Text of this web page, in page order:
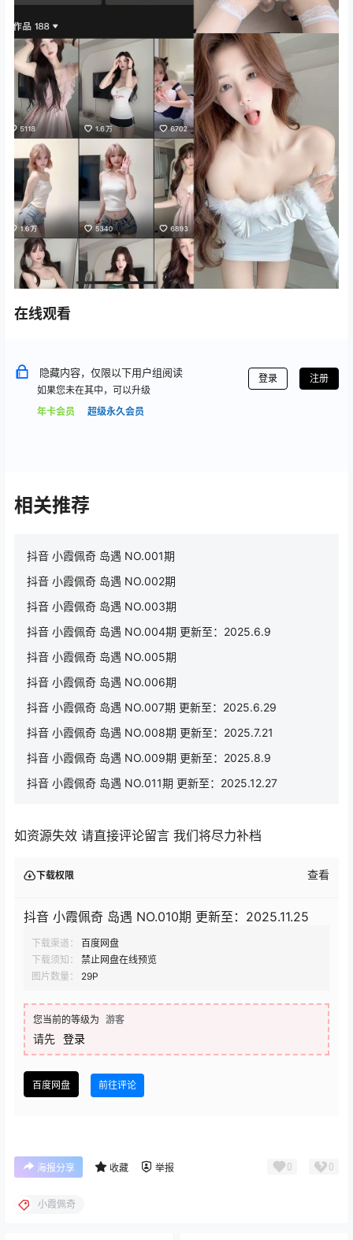
在线观看
隐藏内容，仅限以下用户组阅读
如果您未在其中，可以升级
年卡会员
超级永久会员
登录 注册
相关推荐
抖音 小霞佩奇 岛遇 NO.001期
抖音 小霞佩奇 岛遇 NO.002期
抖音 小霞佩奇 岛遇 NO.003期
抖音 小霞佩奇 岛遇 NO.004期 更新至：2025.6.9
抖音 小霞佩奇 岛遇 NO.005期
抖音 小霞佩奇 岛遇 NO.006期
抖音 小霞佩奇 岛遇 NO.007期 更新至：2025.6.29
抖音 小霞佩奇 岛遇 NO.008期 更新至：2025.7.21
抖音 小霞佩奇 岛遇 NO.009期 更新至：2025.8.9
抖音 小霞佩奇 岛遇 NO.011期 更新至：2025.12.27
如资源失效 请直接评论留言 我们将尽力补档
下载权限 查看
抖音 小霞佩奇 岛遇 NO.010期 更新至：2025.11.25
下载渠道：
百度网盘
下载须知：
禁止网盘在线预览
图片数量：
29P
您当前的等级为 游客
请先 登录
百度网盘 前往评论
海报分享 收藏 举报 0 0
小霞佩奇